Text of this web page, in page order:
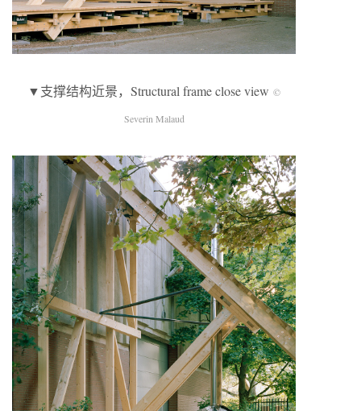
▼支撑结构近景，Structural frame close view ©
Severin Malaud